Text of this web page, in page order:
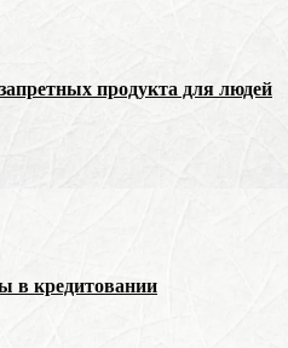
продукта для людей
в кредитовании